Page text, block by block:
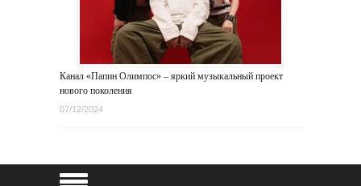
Канал «Папин Олимпос» – яркий музыкальный проект
нового поколения
07/12/2024